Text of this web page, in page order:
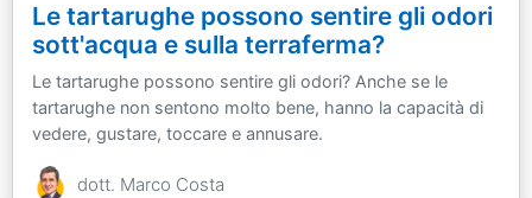
Le tartarughe possono sentire gli odori
sott'acqua e sulla terraferma?
Le tartarughe possono sentire gli odori? Anche se le
tartarughe non sentono molto bene, hanno la capacità di
vedere, gustare, toccare e annusare.
dott. Marco Costa